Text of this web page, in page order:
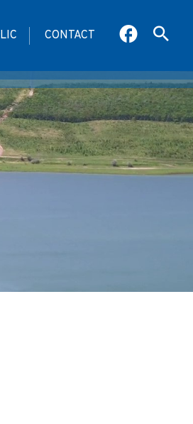
CONTACT